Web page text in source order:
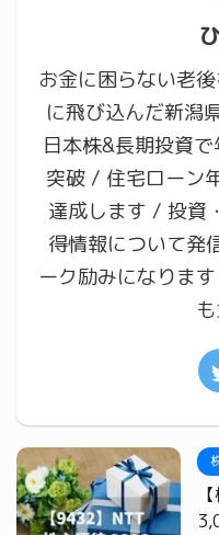
お金に困らない老
に飛び込んだ新潟
日本株&長期投資
突破 / 住宅ローン
達成します / 投資
得情報について発
ーク励みになりま